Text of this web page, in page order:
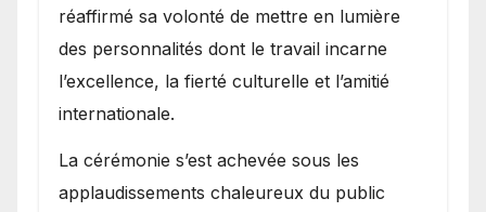
réaffirmé sa volonté de mettre en lumière
des personnalités dont le travail incarne
l’excellence, la fierté culturelle et l’amitié
internationale.
​La cérémonie s’est achevée sous les
applaudissements chaleureux du public